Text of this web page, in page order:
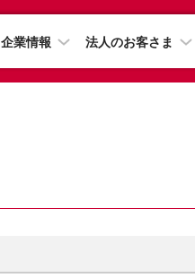
企業情報 法人のお客さま